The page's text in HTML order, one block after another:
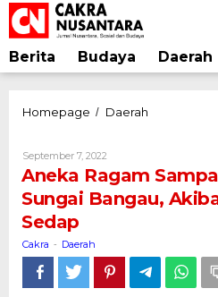
Lewati
ke
konten
Berita Budaya Daerah
Homepage / Daerah
Sungai
Bangau,
Kurang
Sedap
September 7, 2022
Aneka Ragam
Sungai Bangau,
Sedap
Cakra - Daerah